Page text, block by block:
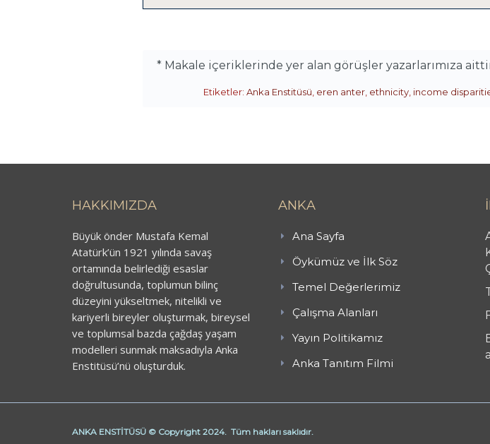
* Makale içeriklerinde yer alan görüşler yazarlarımıza
Etiketler: Anka Enstitüsü eren anter ethnicity income
HAKKIMIZDA
Büyük önder Mustafa Kemal
Atatürk’ün 1921 yılında savaş
ortamında belirlediği esaslar
doğrultusunda, toplumun bilinç
düzeyini yükseltmek, nitelikli ve
kariyerli bireyler oluşturmak, bireysel
ve toplumsal bazda çağdaş yaşam
modelleri sunmak maksadıyla Anka
Enstitüsü’nü oluşturduk.
ANKA
Ana Sayfa
Öykümüz ve İlk Söz
Temel Değerlerimiz
Çalışma Alanları
Yayın Politikamız
Anka Tanıtım Filmi
ANKA ENSTİTÜSÜ © Copyright 2024. Tüm hakları saklıdır.